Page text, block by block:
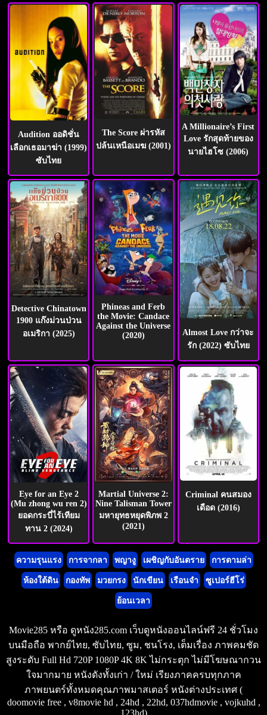
Audition ออดิชั่น
เลือกเธอมาฆ่า (1999)
ซับไทย
The Score ผ่ารหัส
ปล้นเหนือเมฆ (2001)
A Millionaire’s First
Love รักสุดท้ายของ
นายไฮโซ (2006)
Detective Chinatown
1900 แก๊งม่วนป่วน
อเมริกา (2025)
Phineas and Ferb
the Movie: Candace
Against the Universe
(2020)
Almost Love กว่าจะ
รัก (2022) ซับไทย
Eye for an Eye 2
(Mu zhong wu ren 2)
ยอดกระบี่ไร้เทียม
ทาน 2 (2024)
Martial Universe 2:
Nine Talisman Tower
มหายุทธหยุดพิภพ 2
(2021)
Criminal คนสมอง
เดือด (2016)
ความรุนแรง การจากลา พญางู เผชิญกับอันตราย การตามล่า
ห้องใต้ดิน กองทัพ มวยกรง นักเขียน เรือนจำ ซูเปอร์ฮีโร่
ย้อนเวลา
Movie285 หรือ ดูหนัง285.com เว็บดูหนังออนไลน์ฟรี 24 ชั่วโมง
บนมือถือ พากย์ไทย, ซับไทย, ซูม, ชนโรง, เต็มเรื่อง ภาพคมชัด
สูงระดับ Full Hd 720P 1080P 4K 8K ไม่กระตุก ไม่มีโฆษณากวน
ใจมากมาย หนังดังทั้งเก่า / ใหม่ เรียงภาคครบทุกภาค
ภาพยนตร์ทั้งหมดคุณภาพมาสเตอร์ หนังต่างประเทศ (
doomovie free , v8movie hd , 24hd , 22hd, 037hdmovie , vojkuhd ,